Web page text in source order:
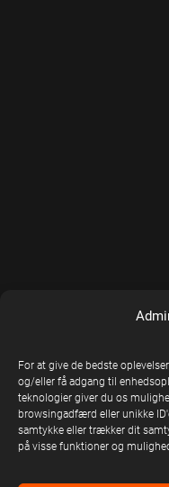
For at give de bedste
og/eller få adgang til
teknologier giver du os
browsingadfærd eller unikke
samtykke eller trækker dit
på visse funktioner og
EN DEL AF